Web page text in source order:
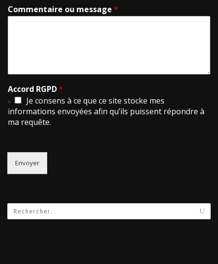
Commentaire ou message *
Accord RGPD*
Je consens à ce que ce site stocke mes
informations envoyées afin qu’ils puissent répondre à
ma requête.
Envoyer